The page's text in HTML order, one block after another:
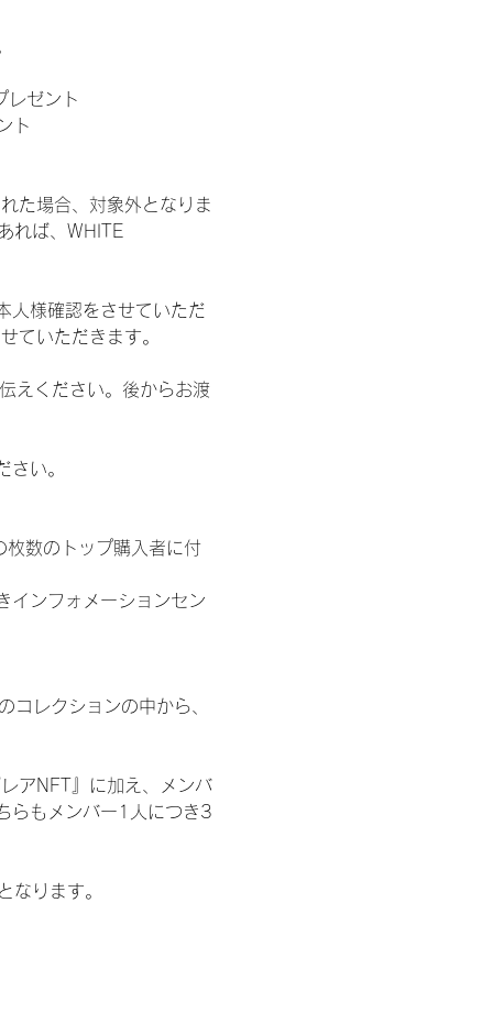
レゼント
ト
た場合、対象外となりま
れば、WHITE
人様確認をさせていただ
ていただきます。
えください。後からお渡
い。
数のトップ購入者に付
インフォメーションセン
レクションの中から、
アNFT』に加え、メンバ
らもメンバー1人につき3
なります。